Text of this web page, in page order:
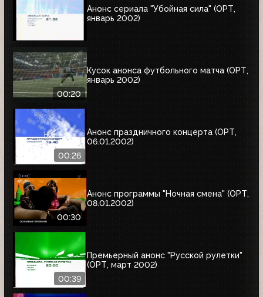
Анонс сериала "Убойная сила" (ОРТ,
январь 2002)
00:20
Кусок анонса футбольного матча (ОРТ,
январь 2002)
00:26
Анонс праздничного концерта (ОРТ,
06.01.2002)
00:30
Анонс программы "Ночная смена" (ОРТ,
08.01.2002)
00:39
Премьерный анонс "Русской рулетки"
(ОРТ, март 2002)